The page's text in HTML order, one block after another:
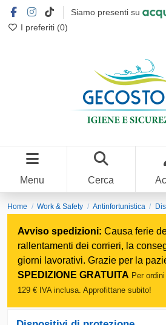
Siamo presenti su
I preferiti (0)
Menu Cerca
Home Work & Safety Antinfortunistica
Avviso spedizioni: Causa ferie
rallentamenti dei corrieri, la
giorni lavorativi. Grazie per la
SPEDIZIONE GRATUITA Per
129 € IVA inclusa. Approfittane subito!